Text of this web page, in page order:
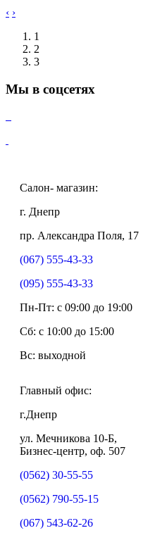
‹ ›
1
2
3
Мы в соцсетях
Салон- магазин:
г. Днепр
пр. Александра Поля, 17
(067) 555-43-33
(095) 555-43-33
Пн-Пт: c 09:00 до 19:00
Сб: c 10:00 до 15:00
Вс: выходной
Главный офис:
г.Днепр
ул. Мечникова 10-Б,
Бизнес-центр, оф. 507
(0562) 30-55-55
(0562) 790-55-15
(067) 543-62-26